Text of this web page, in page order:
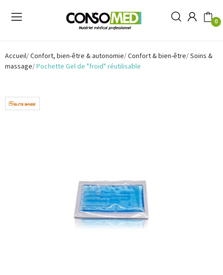
0
Accueil Confort, bien-être & autonomie Confort & bien-être Soins &
massage Pochette Gel de "froid" réutilisable